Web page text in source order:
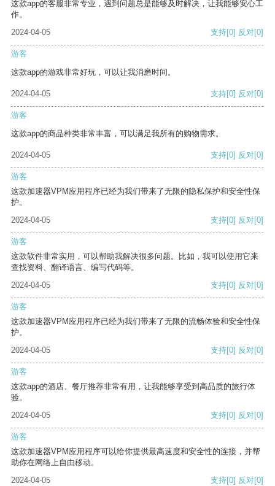
这款app的客服非常专业，遇到问题总是能够及时解决，让我能够安心工
作。
2024-04-05
支持[0] 反对[0]
游客
这款app的游戏非常好玩，可以让我消磨时间。
2024-04-05 支持[0] 反对[0]
游客
这款app的商品种类非常丰富，可以满足我所有的购物需求。
2024-04-05 支持[0] 反对[0]
游客
这款加速器VPM应用程序已经为我们带来了无限的隐私保护和安全性保
护。
2024-04-05
支持[0] 反对[0]
游客
这款软件非常实用，可以帮助我解决很多问题。比如，我可以使用它来
查找资料、翻译语言、编写代码等。
2024-04-05
支持[0] 反对[0]
游客
这款加速器VPM应用程序已经为我们带来了无限的流畅体验和安全性保
护。
2024-04-05
支持[0] 反对[0]
游客
这款app的酒店、餐厅推荐非常有用，让我能够享受到高品质的旅行体
验。
2024-04-05
支持[0] 反对[0]
游客
这款加速器VPM应用程序可以给你提供最高速度和安全性的连接，并帮
助你在网络上自由移动。
2024-04-05
支持[0] 反对[0]